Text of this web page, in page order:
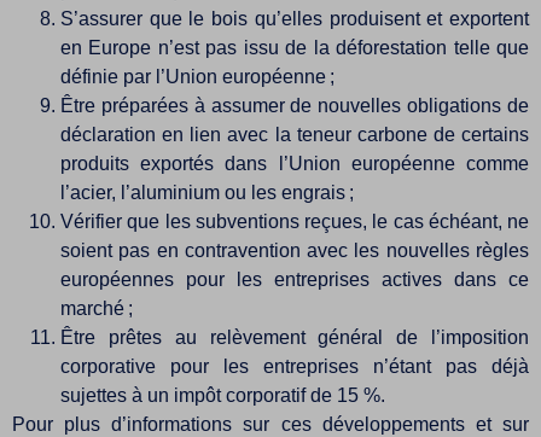
S’assurer que le bois qu’elles produisent et exportent
en Europe n’est pas issu de la déforestation telle que
définie par l’Union européenne ;
Être préparées à assumer de nouvelles obligations de
déclaration en lien avec la teneur carbone de certains
produits exportés dans l’Union européenne comme
l’acier, l’aluminium ou les engrais ;
Vérifier que les subventions reçues, le cas échéant, ne
soient pas en contravention avec les nouvelles règles
européennes pour les entreprises actives dans ce
marché ;
Être prêtes au relèvement général de l’imposition
corporative pour les entreprises n’étant pas déjà
sujettes à un impôt corporatif de 15 %.
Pour plus d’informations sur ces développements et sur